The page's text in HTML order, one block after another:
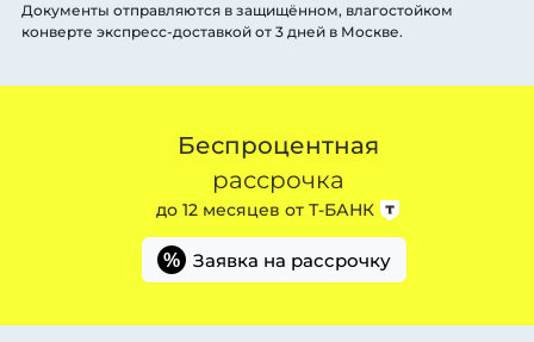
Документы отправляются в защищённом, влагостойком
конверте экспресс-доставкой от 3 дней в Москве.
Беспроцентная
рассрочка
до 12 месяцев от Т-БАНК
% Заявка на рассрочку